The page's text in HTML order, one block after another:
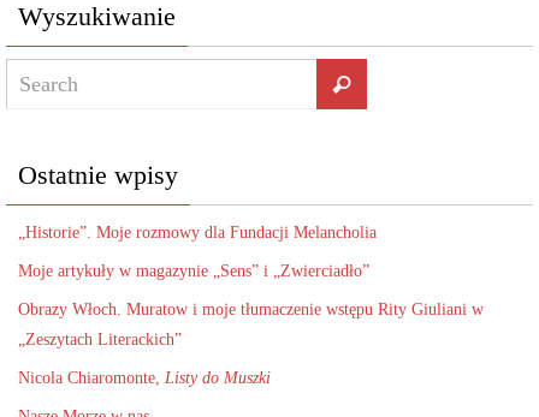
Wyszukiwanie
Ostatnie wpisy
„Historie”. Moje rozmowy dla Fundacji Melancholia
Moje artykuły w magazynie „Sens” i „Zwierciadło”
Obrazy Włoch. Muratow i moje tłumaczenie wstępu Rity Giuliani w
„Zeszytach Literackich”
Nicola Chiaromonte, Listy do Muszki